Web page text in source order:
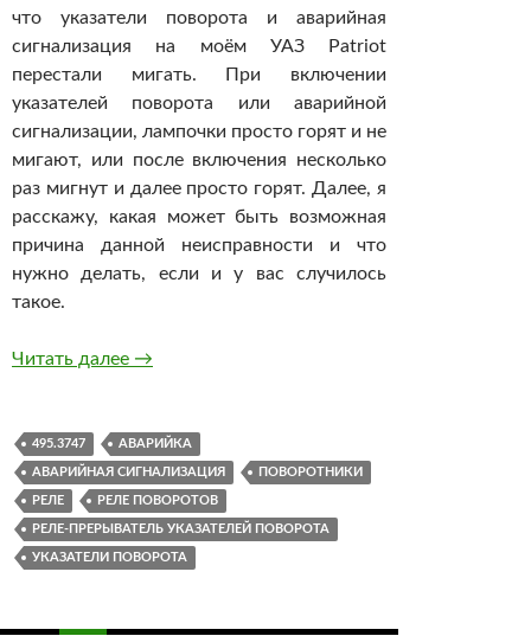
что указатели поворота и аварийная
сигнализация на моём УАЗ Patriot
перестали мигать. При включении
указателей поворота или аварийной
сигнализации, лампочки просто горят и не
мигают, или после включения несколько
раз мигнут и далее просто горят. Далее, я
расскажу, какая может быть возможная
причина данной неисправности и что
нужно делать, если и у вас случилось
такое.
Читать далее Перестали мигать указатели поворота и
→
495.3747 АВАРИЙКА
АВАРИЙНАЯ СИГНАЛИЗАЦИЯ ПОВОРОТНИКИ
РЕЛЕ РЕЛЕ ПОВОРОТОВ
РЕЛЕ-ПРЕРЫВАТЕЛЬ УКАЗАТЕЛЕЙ ПОВОРОТА
УКАЗАТЕЛИ ПОВОРОТА